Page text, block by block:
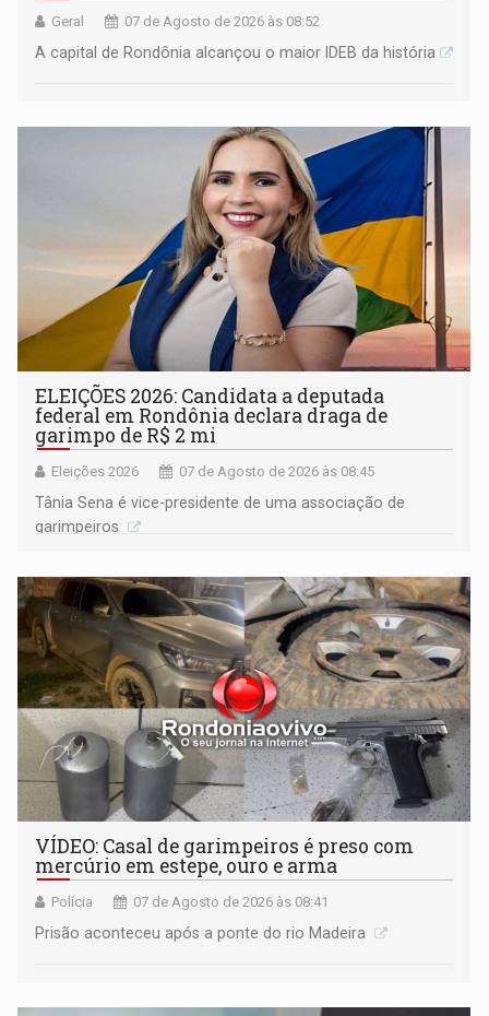
Geral 07 de Agosto de 2026 às 08:52
A capital de Rondônia alcançou o maior IDEB da história
ELEIÇÕES 2026: Candidata a deputada
federal em Rondônia declara draga de
garimpo de R$ 2 mi
Eleições 2026 07 de Agosto de 2026 às 08:45
Tânia Sena é vice-presidente de uma associação de
garimpeiros
VÍDEO: Casal de garimpeiros é preso com
mercúrio em estepe, ouro e arma
Polícia 07 de Agosto de 2026 às 08:41
Prisão aconteceu após a ponte do rio Madeira